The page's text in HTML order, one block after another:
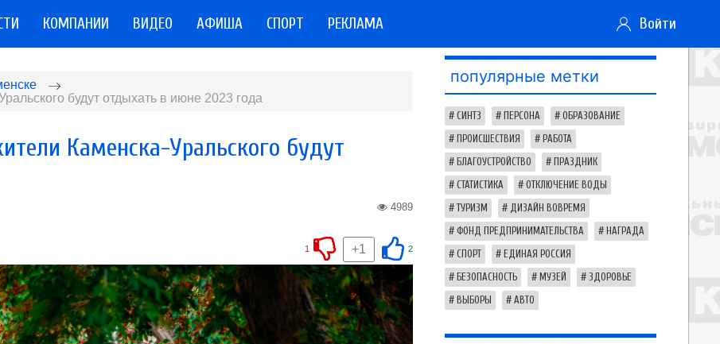
КОМПАНИИ ВИДЕО АФИША СПОРТ РЕКЛАМА Войти
будут отдыхать в июне 2023 года
Каменска-Уральского будут
4989
2
+1
1
популярные метки
СИНТЗ ПЕРСОНА ОБРАЗОВАНИЕ
ПРОИСШЕСТВИЯ РАБОТА
БЛАГОУСТРОЙСТВО ПРАЗДНИК
СТАТИСТИКА ОТКЛЮЧЕНИЕ ВОДЫ
ТУРИЗМ ДИЗАЙН ВОВРЕМЯ
ФОНД ПРЕДПРИНИМАТЕЛЬСТВА НАГРАДА
СПОРТ ЕДИНАЯ РОССИЯ
БЕЗОПАСНОСТЬ МУЗЕЙ ЗДОРОВЬЕ
ВЫБОРЫ АВТО